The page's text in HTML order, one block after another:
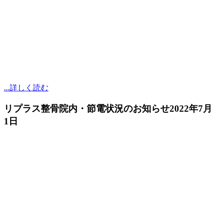
...詳しく読む
リプラス整骨院内・節電状況のお知らせ2022年7月
1日